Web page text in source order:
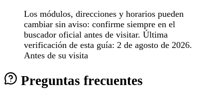
Los módulos, direcciones y horarios pueden
cambiar sin aviso: confirme siempre en el
buscador oficial antes de visitar. Última
verificación de esta guía: 2 de agosto de 2026.
Antes de su visita
Preguntas frecuentes